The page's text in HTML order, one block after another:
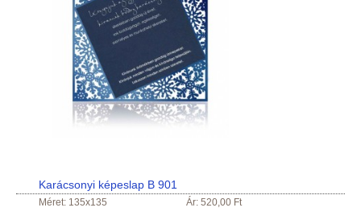
Karácsonyi képeslap B 901
Méret: 135x135 Ár: 520,00 Ft